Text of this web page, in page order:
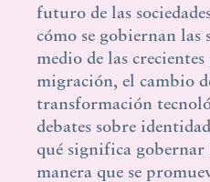
futuro de las
cómo se gobiernan las
medio de las
migración, el cambio
transformación
debates sobre
qué significa gobernar
manera que se